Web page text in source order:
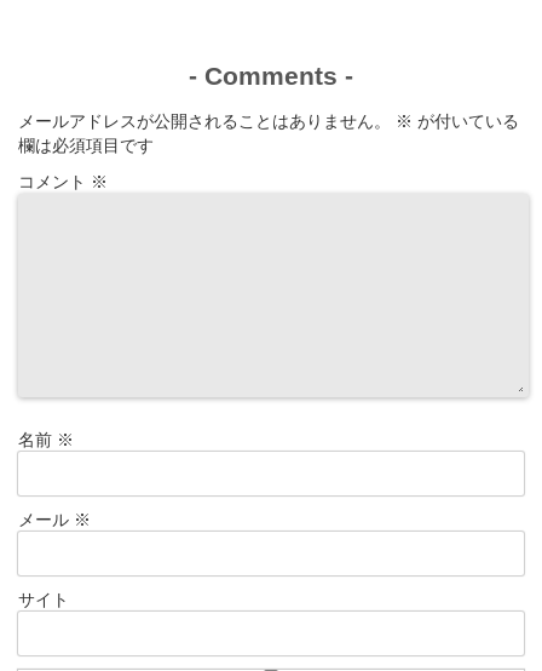
- Comments -
メールアドレスが公開されることはありません。 ※ が付いている
欄は必須項目です
コメント ※
名前 ※
メール ※
サイト